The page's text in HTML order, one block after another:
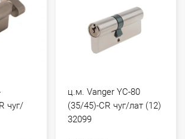
чуг/
ц.м. Vanger YC-80
(35/45)-CR чуг/лат (12)
32099